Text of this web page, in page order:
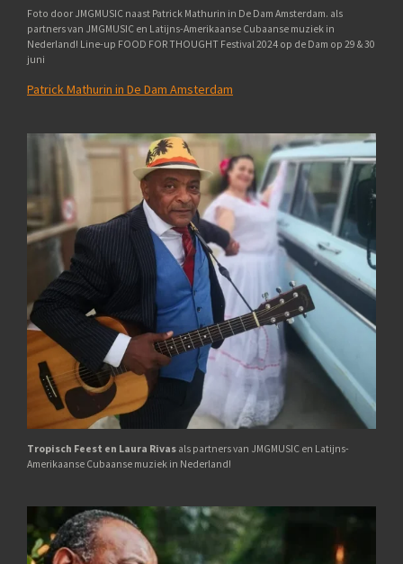
Foto door JMGMUSIC naast Patrick Mathurin in De Dam Amsterdam. als
partners van JMGMUSIC en Latijns-Amerikaanse Cubaanse muziek in
Nederland! Line-up FOOD FOR THOUGHT Festival 2024 op de Dam op 29 & 30
juni
Patrick Mathurin in De Dam Amsterdam
Tropisch Feest en Laura Rivas als partners van JMGMUSIC en Latijns-
Amerikaanse Cubaanse muziek in Nederland!